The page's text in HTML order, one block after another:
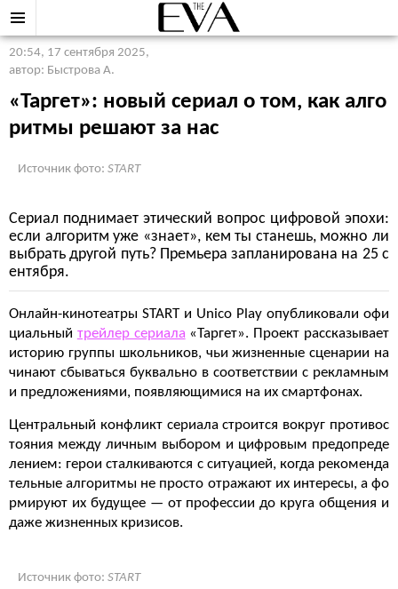
20:54, 17 сентября 2025,
автор: Быстрова А.
«Таргет»: новый сериал о том, как алго
ритмы решают за нас
Источник фото: START
Сериал поднимает этический вопрос цифровой эпохи:
если алгоритм уже «знает», кем ты станешь, можно ли
выбрать другой путь? Премьера запланирована на 25 с
ентября.
Онлайн-кинотеатры START и Unico Play опубликовали офи
циальный трейлер сериала «Таргет». Проект рассказывает
историю группы школьников, чьи жизненные сценарии на
чинают сбываться буквально в соответствии с рекламным
и предложениями, появляющимися на их смартфонах.
Центральный конфликт сериала строится вокруг противос
тояния между личным выбором и цифровым предопреде
лением: герои сталкиваются с ситуацией, когда рекоменда
тельные алгоритмы не просто отражают их интересы, а фо
рмируют их будущее — от профессии до круга общения и
даже жизненных кризисов.
Источник фото: START